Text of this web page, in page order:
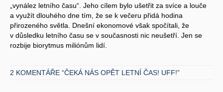
„vynález letního času“. Jeho cílem bylo ušetřit za svíce a louče
a využít dlouhého dne tím, že se k večeru přidá hodina
přirozeného světla. Dnešní ekonomové však spočítali, že
v důsledku letního času se v současnosti nic neušetří. Jen se
rozbije biorytmus miliónům lidí.
2 KOMENTÁŘE “ČEKÁ NÁS OPĚT LETNÍ ČAS! UFF!”